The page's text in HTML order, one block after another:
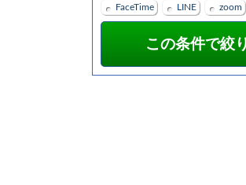
FaceTime LINE zoom